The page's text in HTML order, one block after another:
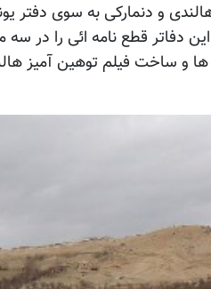
و دنمارکی به سوی دفتر
دفاتر قطع نامه ائی را در
و ساخت فیلم توهین آمیز